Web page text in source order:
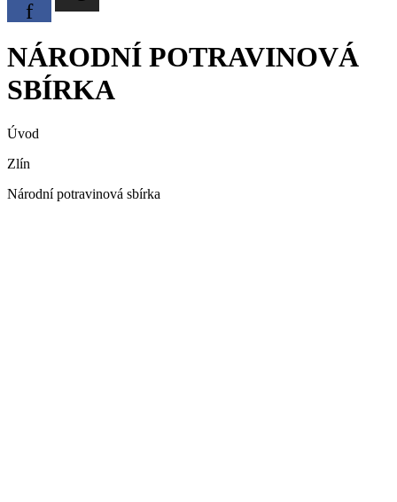
f
NÁRODNÍ POTRAVINOVÁ
SBÍRKA
Úvod
Zlín
Národní potravinová sbírka